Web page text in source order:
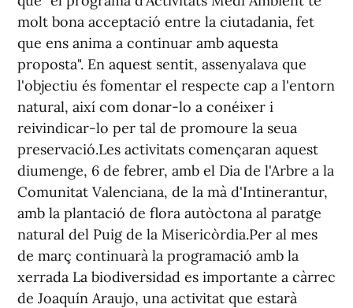
molt bona acceptació entre la ciutadania, fet
que ens anima a continuar amb aquesta
proposta". En aquest sentit, assenyalava que
l'objectiu és fomentar el respecte cap a l'entorn
natural, així com donar-lo a conéixer i
reivindicar-lo per tal de promoure la seua
preservació.Les activitats començaran aquest
diumenge, 6 de febrer, amb el Dia de l'Arbre a la
Comunitat Valenciana, de la mà d'Intinerantur,
amb la plantació de flora autòctona al paratge
natural del Puig de la Misericòrdia.Per al mes
de març continuarà la programació amb la
xerrada La biodiversidad es importante a càrrec
de Joaquín Araujo, una activitat que estarà